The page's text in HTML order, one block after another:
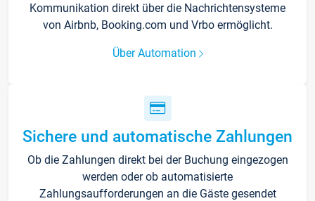
Kommunikation direkt über die Nachrichtensysteme
von Airbnb, Booking.com und Vrbo ermöglicht.
Über Automation
Sichere und automatische Zahlungen
Ob die Zahlungen direkt bei der Buchung eingezogen
werden oder ob automatisierte
Zahlungsaufforderungen an die Gäste gesendet